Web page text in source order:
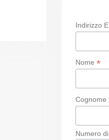
Indirizzo
Nome*
Cognome
Numero